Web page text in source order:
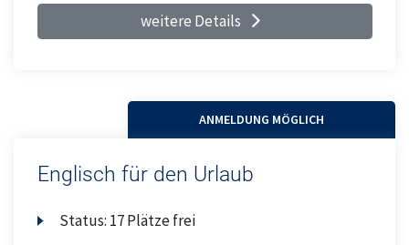
weitere Details
ANMELDUNG MÖGLICH
Englisch für den Urlaub
Status: 17 Plätze frei